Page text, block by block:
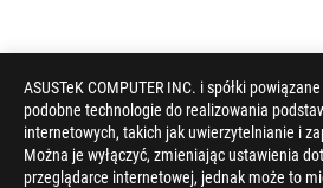
ASUSTeK COMPUTER INC. i spółki
podobne technologie do realizowania
internetowych, takich jak uwierzytelnianie i
Można je wyłączyć, zmieniając ustawienia
przeglądarce internetowej, jednak może to